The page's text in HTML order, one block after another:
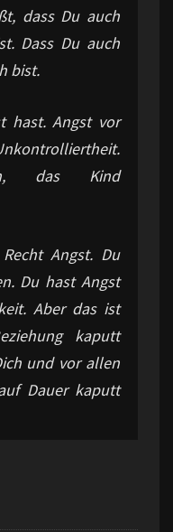
dass Du auch
Dass Du auch
bist.
hast. Angst vor
das Kind
Angst. Du
Du hast Angst
Aber das ist
kaputt
und vor allen
Dauer kaputt